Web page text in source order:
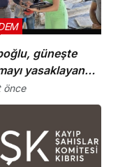
güneşte
yasaklayan
uygulanmasını
önce